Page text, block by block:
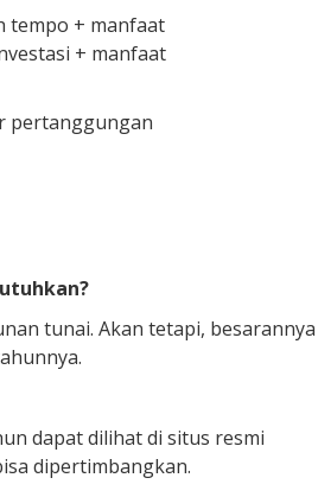
tempo + manfaat
+ manfaat
pertanggungan
tunai. Akan tetapi, besarannya
dapat dilihat di situs resmi
dipertimbangkan.